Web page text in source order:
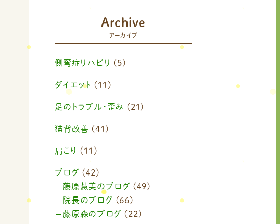
Archive
アーカイブ
側弯症リハビリ (5)
ダイエット (11)
足のトラブル・歪み (21)
猫背改善 (41)
肩こり (11)
ブログ (42)
藤原慧美のブログ (49)
院長のブログ (66)
藤原森のブログ (22)